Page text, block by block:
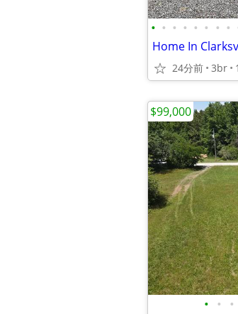
• • • • • • • •
Home In
24分前 3br
• • •
$99,000